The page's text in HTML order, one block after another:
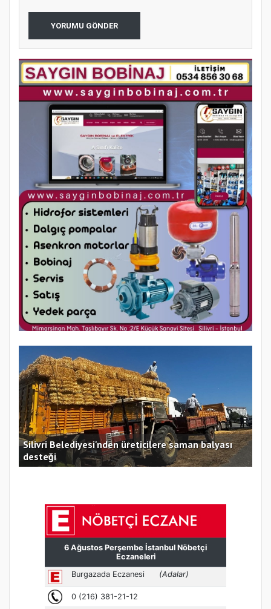
YORUMU GÖNDER
Silivri Belediyesi'nden üreticilere saman balyası
desteği